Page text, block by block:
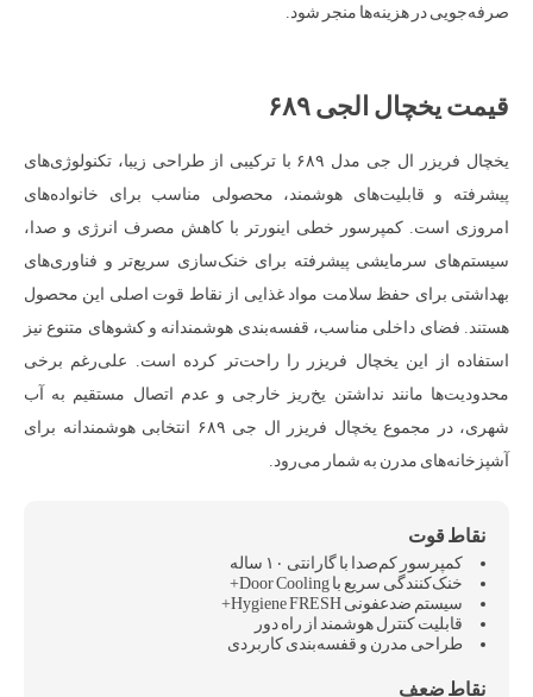
صرفه‌جویی در هزینه‌ها منجر شود.
قیمت یخچال الجی ۶۸۹
یخچال فریزر ال جی مدل ۶۸۹ با ترکیبی از طراحی زیبا، تکنولوژی‌های
پیشرفته و قابلیت‌های هوشمند، محصولی مناسب برای خانواده‌های
امروزی است. کمپرسور خطی اینورتر با کاهش مصرف انرژی و صدا،
سیستم‌های سرمایشی پیشرفته برای خنک‌سازی سریع‌تر و فناوری‌های
بهداشتی برای حفظ سلامت مواد غذایی از نقاط قوت اصلی این محصول
هستند. فضای داخلی مناسب، قفسه‌بندی هوشمندانه و کشوهای متنوع نیز
استفاده از این یخچال فریزر را راحت‌تر کرده است. علی‌رغم برخی
محدودیت‌ها مانند نداشتن یخ‌ریز خارجی و عدم اتصال مستقیم به آب
شهری، در مجموع یخچال فریزر ال جی ۶۸۹ انتخابی هوشمندانه برای
آشپزخانه‌های مدرن به شمار می‌رود.
کمپرسور کم‌صدا با گارانتی ۱۰ ساله
خنک‌کنندگی سریع با Door Cooling+
سیستم ضدعفونی Hygiene FRESH+
قابلیت کنترل هوشمند از راه دور
طراحی مدرن و قفسه‌بندی کاربردی